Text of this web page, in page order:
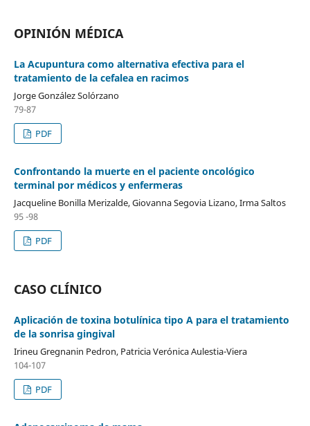
OPINIÓN MÉDICA
La Acupuntura como alternativa efectiva para el
tratamiento de la cefalea en racimos
Jorge González Solórzano
79-87
PDF
Confrontando la muerte en el paciente oncológico
terminal por médicos y enfermeras
Jacqueline Bonilla Merizalde, Giovanna Segovia Lizano, Irma Saltos
95 -98
PDF
CASO CLÍNICO
Aplicación de toxina botulínica tipo A para el tratamiento
de la sonrisa gingival
Irineu Gregnanin Pedron, Patricia Verónica Aulestia-Viera
104-107
PDF